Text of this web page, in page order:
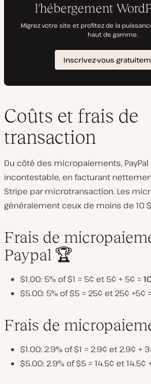
Coûts et frais de
transaction
Du côté des micropaiements,
incontestable, en facturant
Stripe par microtransaction. Les
généralement ceux de moins de 10
Frais de
Paypal 🏆
$1.00: 5% of $1 = 5¢ et 5¢ + 5¢ =
$5.00: 5% of $5 = 25¢ et 25¢ +5¢
Frais de
$1.00: 2.9% of $1 = 2.9¢ et 2.9¢ +
$5.00: 2.9% of $5 = 14.5¢ et 14.5¢